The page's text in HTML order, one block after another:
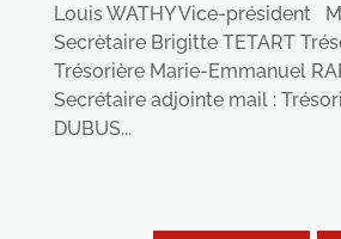
Louis WATHY Vice-président
Secrètaire Brigitte TETART
Trésorière Marie-Emmanuel
Secrétaire adjointe mail :
DUBUS...